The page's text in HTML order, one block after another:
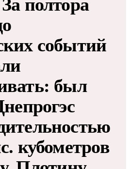
полтора
событий
был
кубометров